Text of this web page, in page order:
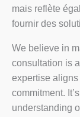
mais reflète
fournir des
We believe in
consultation is
expertise
commitment.
understanding